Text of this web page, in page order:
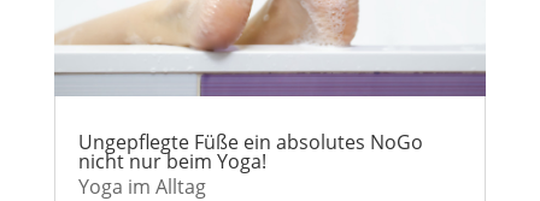
Ungepflegte Füße ein absolutes NoGo
nicht nur beim Yoga!
Yoga im Alltag